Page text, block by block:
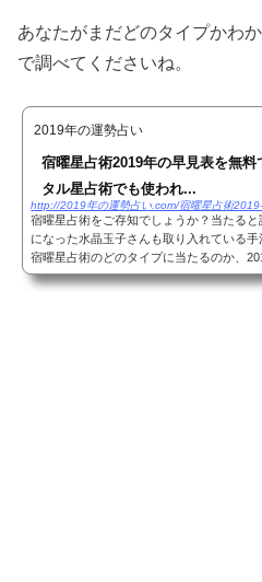
あなたがまだどのタイプかわ
で調べてくださいね。
2019年の運勢占い
宿曜星占術2019年の早見表を無
タル星占術でも使われ...
http://2019年の運勢占い.com/宿曜星占術
宿曜星占術をご存知でしょうか？当たる
になった水晶玉子さんも取り入れている
宿曜星占術のどのタイプに当たるのか、
います。もちろんこの宿曜星占術は水晶玉